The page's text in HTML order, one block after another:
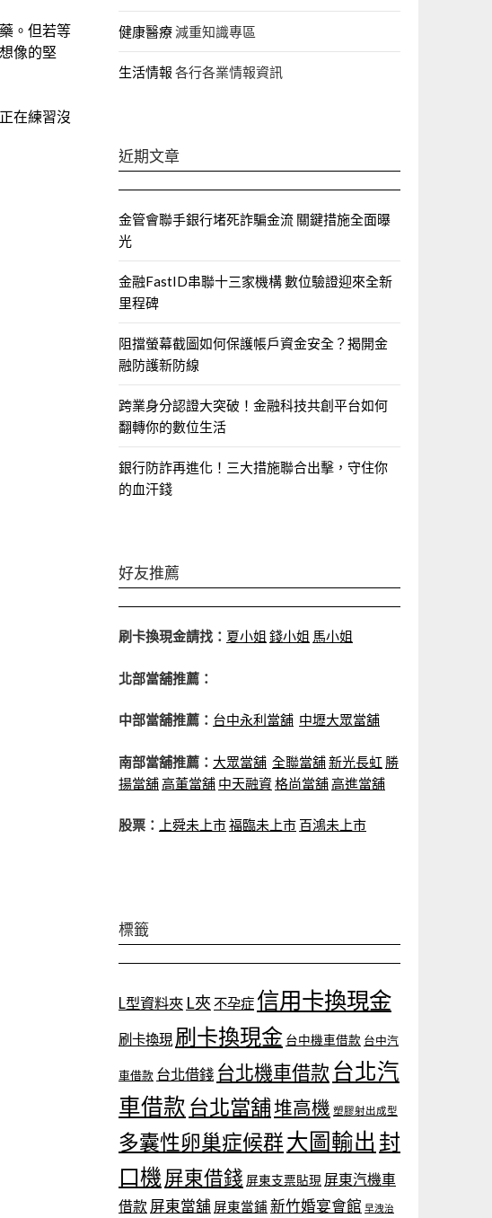
。但若等
像的堅
在練習沒
健康醫療減重知識專區
生活情報 各行各業情報資訊
近期文章
金管會聯手銀行堵死詐騙金流 關鍵措施全面曝
光
金融FastID串聯十三家機構 數位驗證迎來全新
里程碑
阻擋螢幕截圖如何保護帳戶資金安全？揭開金
融防護新防線
跨業身分認證大突破！金融科技共創平台如何
翻轉你的數位生活
銀行防詐再進化！三大措施聯合出擊，守住你
的血汗錢
好友推薦
刷卡換現金請找： 夏小姐 錢小姐 馬小姐
北部當舖推薦：
中部當舖推薦： 台中永利當舖 中壢大眾當舖
南部當舖推薦： 大眾當舖 全聯當舖新光長虹 勝
揚當舖高董當舖 中天融資格尚當舖高進當舖
股票： 上舜未上市福臨未上市 百鴻未上市
標籤
L型資料夾 L夾 不孕症 信用卡換現金
刷卡換現 刷卡換現金 台中機車借款 台中汽
車借款 台北借錢 台北機車借款 台北汽
車借款 台北當舖堆高機 塑膠射出成型
多囊性卵巢症候群大圖輸出 封
口機 屏東借錢 屏東支票貼現 屏東汽機車
借款 屏東當舖 屏東當鋪 新竹婚宴會館 早洩治